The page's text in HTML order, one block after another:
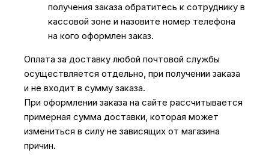
получения заказа обратитесь к сотруднику в
кассовой зоне и назовите номер телефона
на кого оформлен заказ.
Оплата за доставку любой почтовой службы
осуществляется отдельно, при получении заказа
и не входит в сумму заказа.
При оформлении заказа на сайте рассчитывается
примерная сумма доставки, которая может
измениться в силу не зависящих от магазина
причин.